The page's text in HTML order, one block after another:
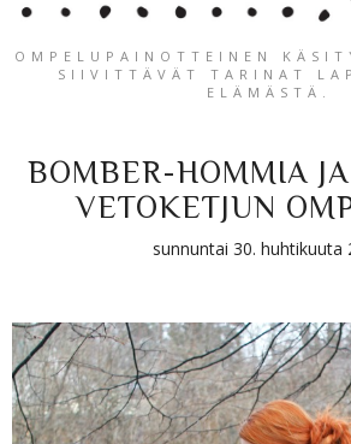
OMPELUPAINOTTEINEN
SIIVITTÄVÄT TARINAT
ELÄMÄSTÄ.
BOMBER-HOMMIA
VETOKETJUN
sunnuntai 30. huhtikuuta